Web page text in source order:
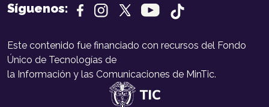
Síguenos:
Este contenido fue financiado con recursos del Fondo
Único de Tecnologías de
la Información y las Comunicaciones de MinTic.